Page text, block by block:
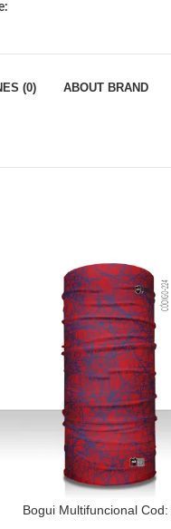
(0) ABOUT BRAND
Bogui Multifuncional Cod: